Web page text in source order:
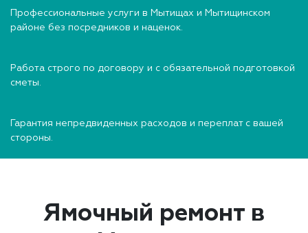
Профессиональные услуги в Мытищах и Мытищинском
районе без посредников и наценок.
Работа строго по договору и с обязательной подготовкой
сметы.
Гарантия непредвиденных расходов и переплат с вашей
стороны.
Ямочный ремонт в